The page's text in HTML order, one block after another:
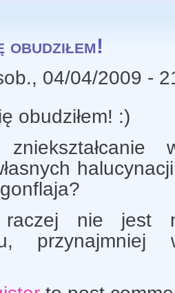
obudziłem!
04/04/2009 -
obudziłem! :)
nie jest
przynajmniej